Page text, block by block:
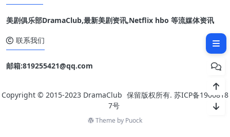
美剧俱乐部DramaClub,最新美剧资讯,Netflix hbo 等流媒体资讯
联系我们
邮箱:819255421@qq.com
Copyright © 2015-2023 DramaClub 保留版权所有. 苏ICP备1906818
7号
Theme by Puock